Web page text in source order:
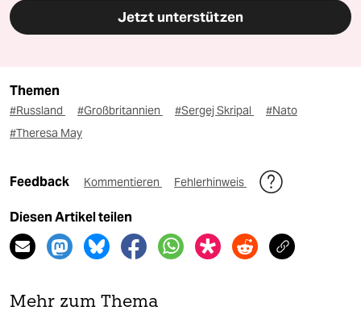
Jetzt unterstützen
Themen
#Russland #Großbritannien #Sergej Skripal
#Nato
#Theresa May
Feedback Kommentieren Fehlerhinweis
Diesen Artikel teilen
Mehr zum Thema